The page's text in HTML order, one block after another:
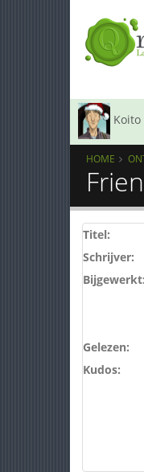
Koito
HOME
Titel:
Schrijver:
Bijgewerkt:
Gelezen:
Kudos: